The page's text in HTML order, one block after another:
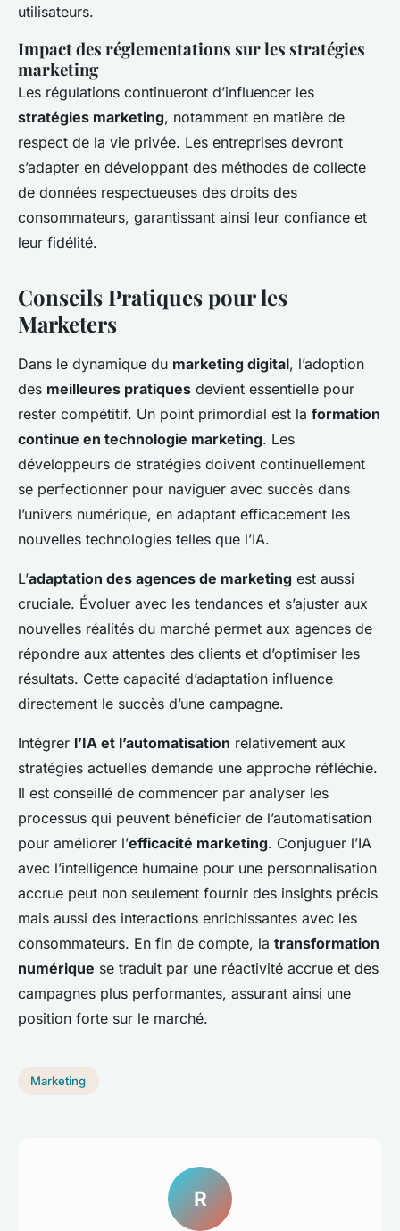
utilisateurs.
Impact des réglementations sur les stratégies
marketing
Les régulations continueront d’influencer les
stratégies marketing, notamment en matière de
respect de la vie privée. Les entreprises devront
s’adapter en développant des méthodes de collecte
de données respectueuses des droits des
consommateurs, garantissant ainsi leur confiance et
leur fidélité.
Conseils Pratiques pour les
Marketers
Dans le dynamique du marketing digital, l’adoption
des meilleures pratiques devient essentielle pour
rester compétitif. Un point primordial est la formation
continue en technologie marketing. Les
développeurs de stratégies doivent continuellement
se perfectionner pour naviguer avec succès dans
l’univers numérique, en adaptant efficacement les
nouvelles technologies telles que l’IA.
L’adaptation des agences de marketing est aussi
cruciale. Évoluer avec les tendances et s’ajuster aux
nouvelles réalités du marché permet aux agences de
répondre aux attentes des clients et d’optimiser les
résultats. Cette capacité d’adaptation influence
directement le succès d’une campagne.
Intégrer l’IA et l’automatisation relativement aux
stratégies actuelles demande une approche réfléchie.
Il est conseillé de commencer par analyser les
processus qui peuvent bénéficier de l’automatisation
pour améliorer l’efficacité marketing. Conjuguer l’IA
avec l’intelligence humaine pour une personnalisation
accrue peut non seulement fournir des insights précis
mais aussi des interactions enrichissantes avec les
consommateurs. En fin de compte, la transformation
numérique se traduit par une réactivité accrue et des
campagnes plus performantes, assurant ainsi une
position forte sur le marché.
Marketing
R